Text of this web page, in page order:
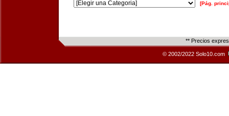
[Pág.
** Precios
© 2002/2022 Solo10.com